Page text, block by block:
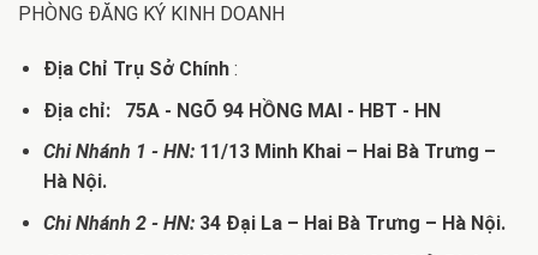
PHÒNG ĐĂNG KÝ KINH DOANH
Địa Chỉ Trụ Sở Chính:
Địa chỉ: 75A - NGÕ 94 HỒNG MAI - HBT - HN
Chi Nhánh 1 - HN:11/13 Minh Khai – Hai Bà Trưng –
Hà Nội.
Chi Nhánh 2 - HN:34 Đại La – Hai Bà Trưng – Hà Nội.